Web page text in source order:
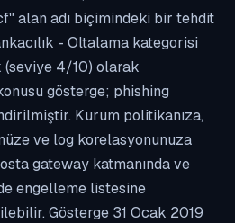
alan adı biçimindeki bir tehdit
- Oltalama kategorisi
4/10) olarak
konusu gösterge; phishing
Kurum politikanıza,
ve log korelasyonunuza
gateway katmanında ve
engelleme listesine
Gösterge 31 Ocak 2019